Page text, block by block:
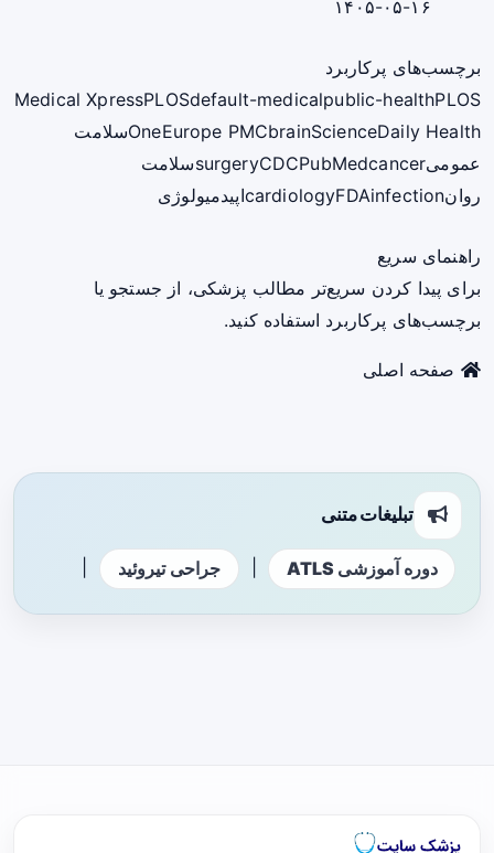
برچسب‌های پرکاربرد
Medical XpressPLOSdefault-medicalpublic-healthPLOS
OneEurope PMCbrainScienceDaily Health
سلامت
عمومی
surgeryCDCPubMedcancer
سلامت
روان
cardiologyFDAinfection اپیدمیولوژی
راهنمای سریع
برای پیدا کردن سریع‌تر مطالب پزشکی، از جستجو یا
برچسب‌های پرکاربرد استفاده کنید.
صفحه اصلی
تبلیغات متنی
دوره آموزشی ATLS جراحی تیروئید